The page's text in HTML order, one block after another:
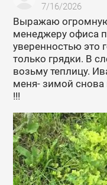
7/16/2026
Выражаю огромную
менеджеру офиса
уверенностью это
только грядки. В
возьму теплицу.
меня- зимой снова
!!!